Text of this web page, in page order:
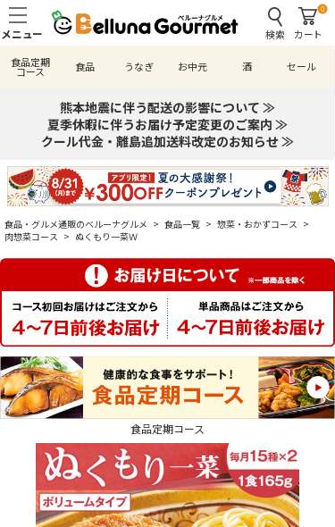
検索
0
カート
食品定期
コース 食品 うなぎ お中元 酒 セール
熊本地震に伴う配送の影響について ≫
夏季休暇に伴うお届け予定変更のご案内 ≫
クール代金・離島追加送料改定のお知らせ ≫
食品・グルメ通販のベルーナグルメ > 食品一覧 > 惣菜・おかずコース >
肉惣菜コース > ぬくもり一菜Ｗ
食品定期コース